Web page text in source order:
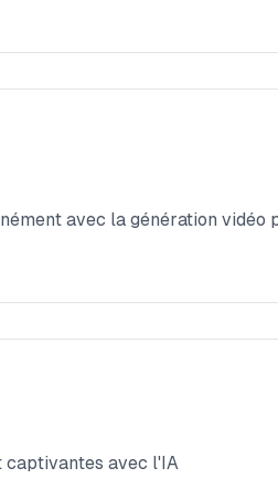
avec la génération vidéo
captivantes avec l'IA